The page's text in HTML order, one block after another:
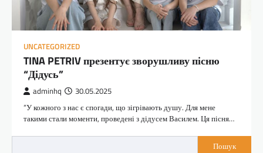
UNCATEGORIZED
TINA PETRIV презентує зворушливу пісню
“Дідусь”
adminhq 30.05.2025
“У кожного з нас є спогади, що зігрівають душу. Для мене
такими стали моменти, проведені з дідусем Василем. Ця пісня…
Пошук